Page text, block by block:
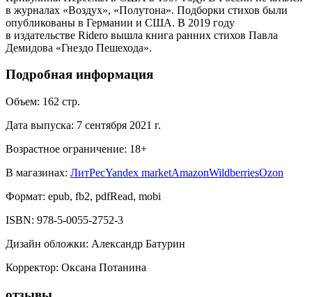
в журналах «Воздух», «Полутона». Подборки стихов были
опубликованы в Германии и США. В 2019 году
в издательстве Ridero вышла книга ранних стихов Павла
Демидова «Гнездо Пешехода».
Подробная информация
Объем: 162 стр.
Дата выпуска: 7 сентября 2021 г.
Возрастное ограничение: 18+
В магазинах: ЛитРесYandex marketAmazonWildberriesOzon
Формат: epub, fb2, pdfRead, mobi
ISBN: 978-5-0055-2752-3
Дизайн обложки: Александр Батурин
Корректор: Оксана Потанина